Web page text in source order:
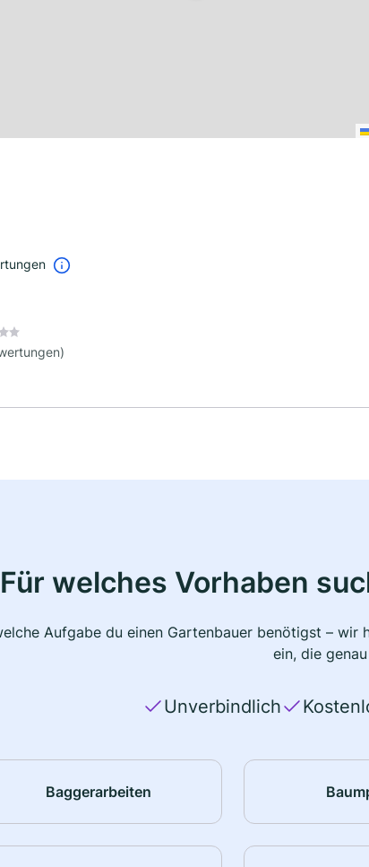
Für welches Vorhaben
Aufgabe du einen Gartenbauer benötigst –
ein, die
Unverbindlich
Baggerarbeiten